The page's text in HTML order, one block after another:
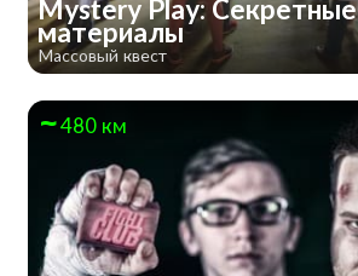
Mystery Play: Секретные
материалы
Массовый квест
480 км